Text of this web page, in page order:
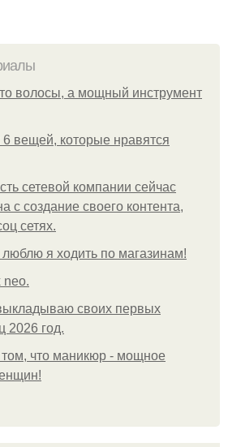
волосы, а мощный инструмент
вещей, которые нравятся
сетевой компании сейчас
с создание своего контента,
сетях.
я ходить по магазинам!
neo.
своих первых
2026 год.
том, что маникюр - мощное